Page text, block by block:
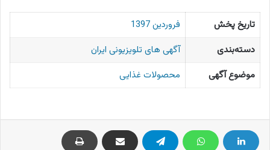
تاریخ پخش
فروردین 1397
دسته‌بندی
آگهی های تلویزیونی ایران
موضوع آگهی
محصولات غذایی